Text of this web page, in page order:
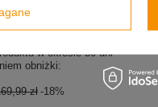
w okresie 30 dni
obniżki:
zł-18%